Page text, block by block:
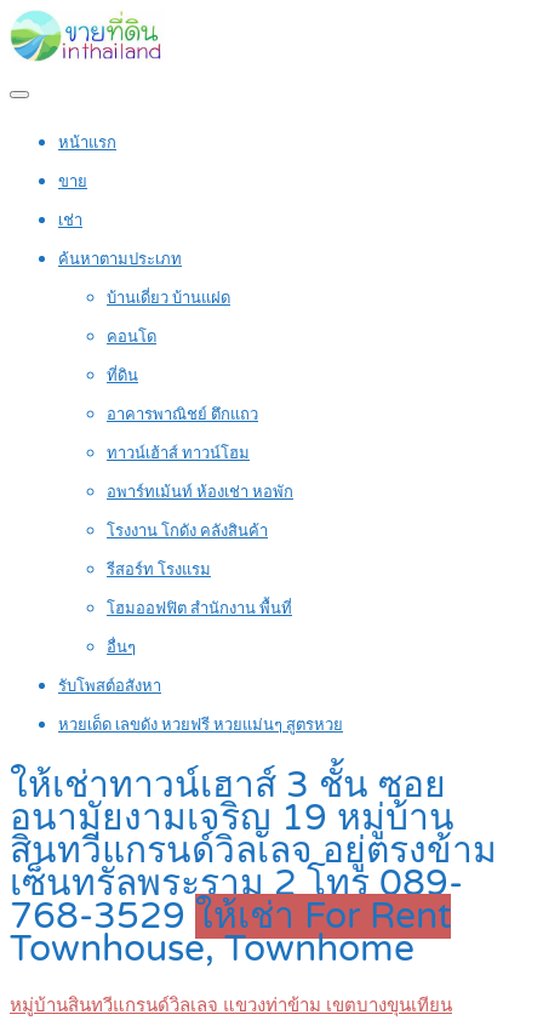
หน้าแรก
ขาย
เช่า
ค้นหาตามประเภท
บ้านเดี่ยว บ้านแฝด
คอนโด
ที่ดิน
อาคารพาณิชย์ ตึกแถว
ทาวน์เฮ้าส์ ทาวน์โฮม
อพาร์ทเม้นท์ ห้องเช่า หอพัก
โรงงาน โกดัง คลังสินค้า
รีสอร์ท โรงแรม
โฮมออฟฟิต สำนักงาน พื้นที่
อื่นๆ
รับโพสต์อสังหา
หวยเด็ด เลขดัง หวยฟรี หวยแม่นๆ สูตรหวย
ให้เช่าทาวน์เฮาส์ 3 ชั้น ซอย
อนามัยงามเจริญ 19 หมู่บ้าน
สินทวีแกรนด์วิลเลจ อยู่ตรงข้าม
เซ็นทรัลพระราม 2 โทร 089-
768-3529 ให้เช่า For Rent
Townhouse, Townhome
หมู่บ้านสินทวีแกรนด์วิลเลจ แขวงท่าข้าม เขตบางขุนเทียน